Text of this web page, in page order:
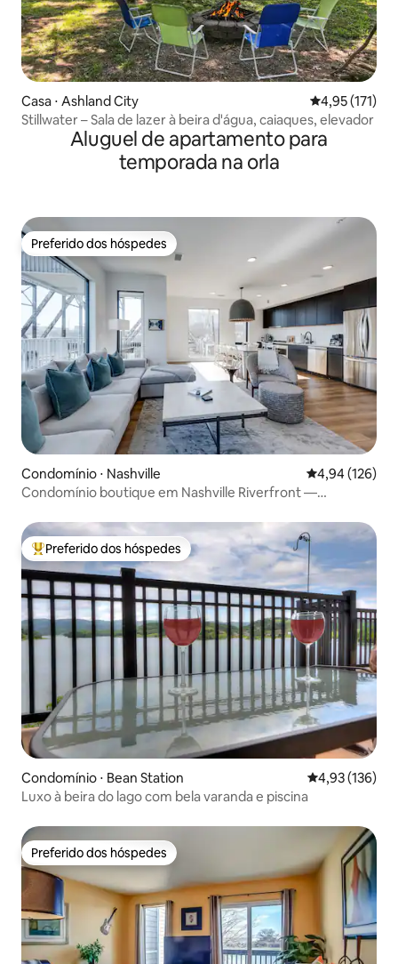
Casa ⋅ Ashland City 4,95 de uma
4,95 (171)
Stillwater – Sala de lazer à beira d'água, caiaques, elevador
Aluguel de apartamento para
temporada na orla
Preferido dos hóspedes
Preferido dos hóspedes
Condomínio ⋅ Nashville 4,94 de uma
4,94 (126)
Condomínio boutique em Nashville Riverfront —
Entre os melhores preferidos dos hóspedes
Preferido dos hóspedes
Condomínio ⋅ Bean Station 4,93 de uma
4,93 (136)
Luxo à beira do lago com bela varanda e piscina
Preferido dos hóspedes
Preferido dos hóspedes